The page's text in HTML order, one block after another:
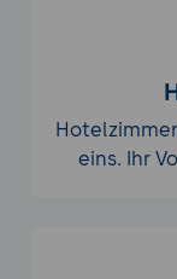
eins. Ihr